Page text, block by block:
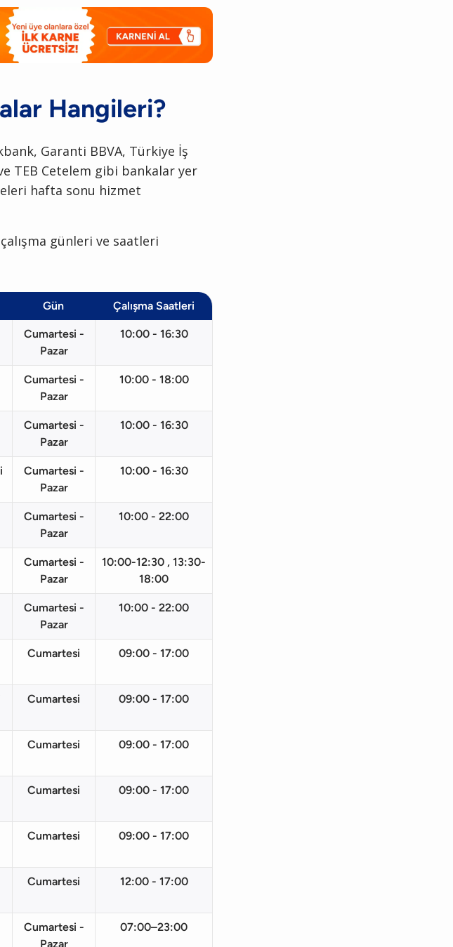
Hangileri?
Garanti BBVA, Türkiye İş
TEB Cetelem gibi bankalar yer
hafta sonu hizmet
günleri ve saatleri
Gün Çalışma Saatleri
Cumartesi -
Pazar
10:00 - 16:30
Cumartesi -
Pazar
10:00 - 18:00
Cumartesi -
Pazar
10:00 - 16:30
Cumartesi -
Pazar
10:00 - 16:30
Cumartesi -
Pazar
10:00 - 22:00
Cumartesi -
Pazar
10:00-12:30 , 13:30-
18:00
Cumartesi -
Pazar
10:00 - 22:00
Cumartesi 09:00 - 17:00
Cumartesi 09:00 - 17:00
Cumartesi 09:00 - 17:00
Cumartesi 09:00 - 17:00
Cumartesi 09:00 - 17:00
Cumartesi 12:00 - 17:00
Cumartesi -
Pazar
07:00–23:00